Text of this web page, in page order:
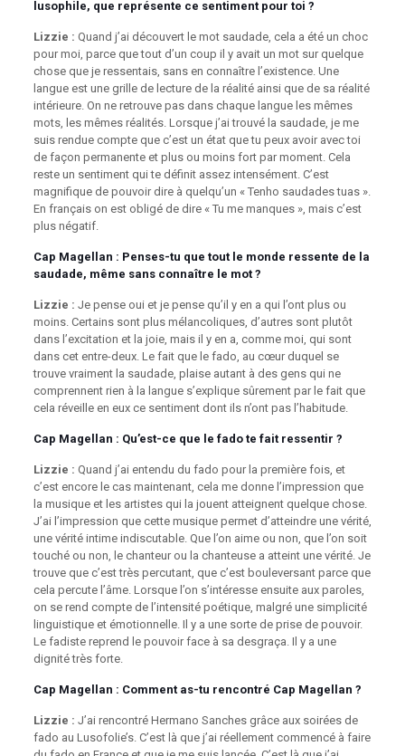
lusophile, que représente ce sentiment pour toi ?
Lizzie : Quand j’ai découvert le mot saudade, cela a été un choc
pour moi, parce que tout d’un coup il y avait un mot sur quelque
chose que je ressentais, sans en connaître l’existence. Une
langue est une grille de lecture de la réalité ainsi que de sa réalité
intérieure. On ne retrouve pas dans chaque langue les mêmes
mots, les mêmes réalités. Lorsque j’ai trouvé la saudade, je me
suis rendue compte que c’est un état que tu peux avoir avec toi
de façon permanente et plus ou moins fort par moment. Cela
reste un sentiment qui te définit assez intensément. C’est
magnifique de pouvoir dire à quelqu’un « Tenho saudades tuas ».
En français on est obligé de dire « Tu me manques », mais c’est
plus négatif.
Cap Magellan : Penses-tu que tout le monde ressente de la
saudade, même sans connaître le mot ?
Lizzie : Je pense oui et je pense qu’il y en a qui l’ont plus ou
moins. Certains sont plus mélancoliques, d’autres sont plutôt
dans l’excitation et la joie, mais il y en a, comme moi, qui sont
dans cet entre-deux. Le fait que le fado, au cœur duquel se
trouve vraiment la saudade, plaise autant à des gens qui ne
comprennent rien à la langue s’explique sûrement par le fait que
cela réveille en eux ce sentiment dont ils n’ont pas l’habitude.
Cap Magellan : Qu’est-ce que le fado te fait ressentir ?
Lizzie : Quand j’ai entendu du fado pour la première fois, et
c’est encore le cas maintenant, cela me donne l’impression que
la musique et les artistes qui la jouent atteignent quelque chose.
J’ai l’impression que cette musique permet d’atteindre une vérité,
une vérité intime indiscutable. Que l’on aime ou non, que l’on soit
touché ou non, le chanteur ou la chanteuse a atteint une vérité. Je
trouve que c’est très percutant, que c’est bouleversant parce que
cela percute l’âme. Lorsque l’on s’intéresse ensuite aux paroles,
on se rend compte de l’intensité poétique, malgré une simplicité
linguistique et émotionnelle. Il y a une sorte de prise de pouvoir.
Le fadiste reprend le pouvoir face à sa desgraça. Il y a une
dignité très forte.
Cap Magellan : Comment as-tu rencontré Cap Magellan ?
Lizzie : J’ai rencontré Hermano Sanches grâce aux soirées de
fado au Lusofolie’s. C’est là que j’ai réellement commencé à faire